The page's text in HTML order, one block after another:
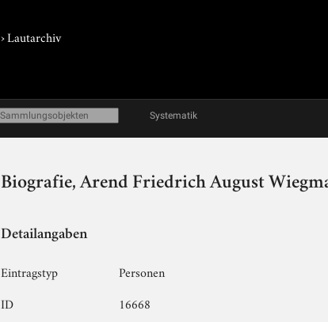
›Lautarchiv
Systematik
Biografie, Arend Friedrich August
Detailangaben
Eintragstyp
Personen
ID
16668